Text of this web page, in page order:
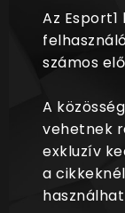
Az
számos
A
vehetnek
exkluzív
a